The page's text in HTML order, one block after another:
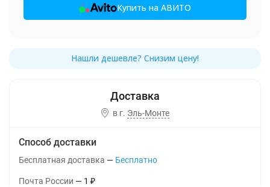
Купить на АВИТО
в г. Эль-Монте
Способ доставки
Бесплатная доставка Бесплатно
Почта России 1 ₽